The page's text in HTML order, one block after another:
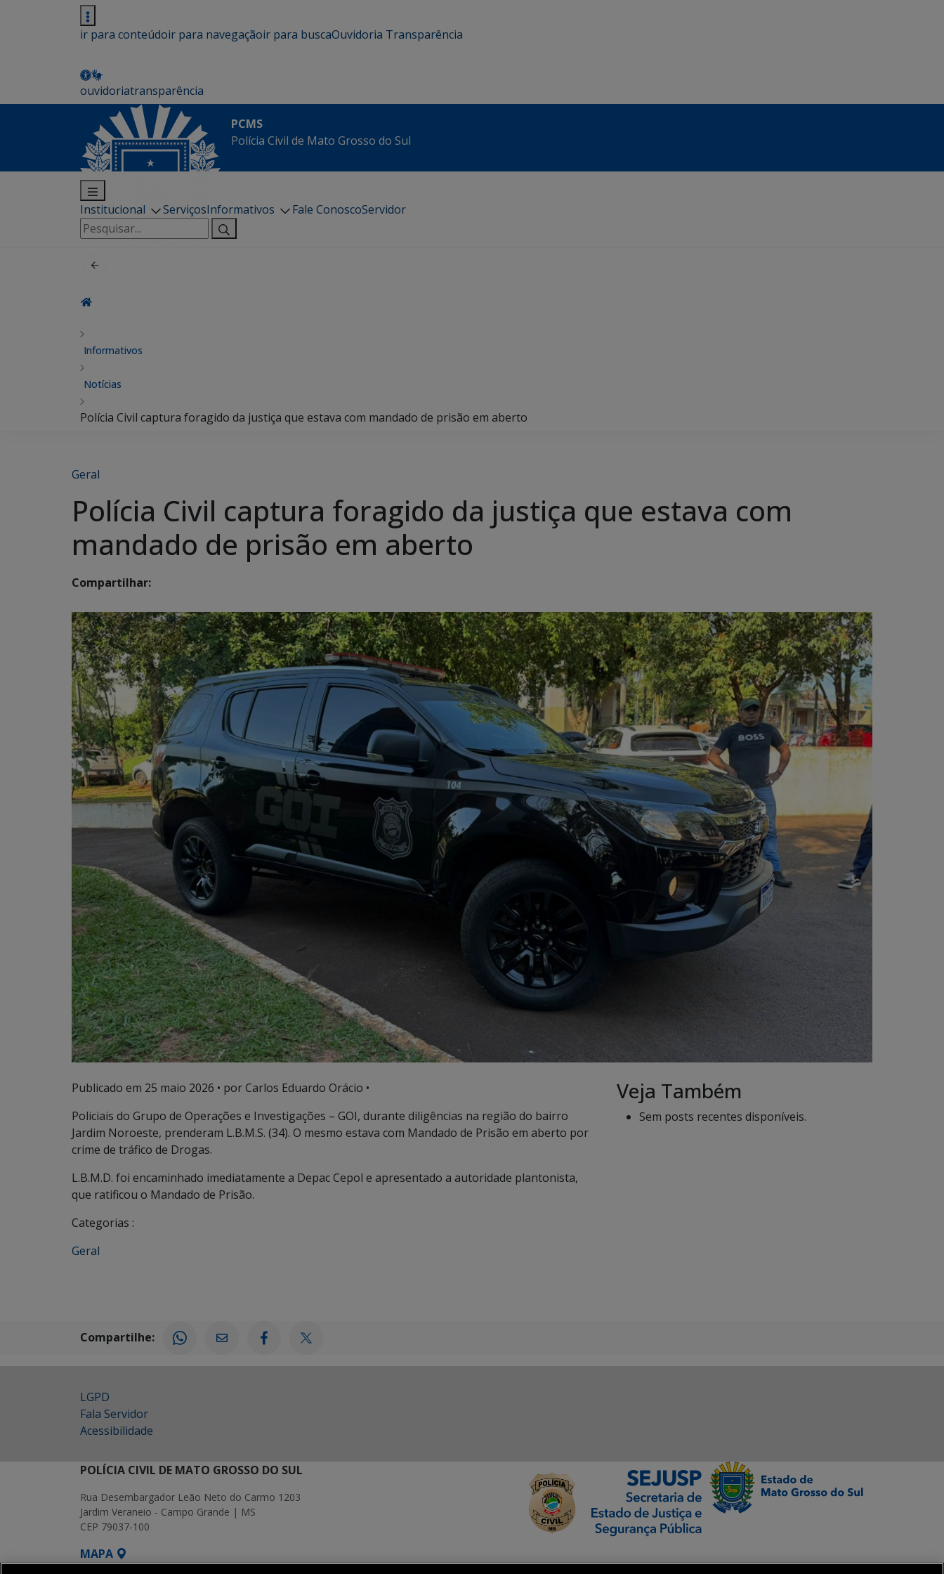
ir para conteúdoir para navegaçãoir para buscaOuvidoria Transparência
ouvidoriatransparência
PCMS
Polícia Civil de Mato Grosso do Sul
Institucional ServiçosInformativos Fale ConoscoServidor
Pesquisar
por:
Informativos
Notícias
Polícia Civil captura foragido da justiça que estava com mandado de prisão em aberto
Geral
Polícia Civil captura foragido da justiça que estava com
mandado de prisão em aberto
Compartilhar:
Publicado em 25 maio 2026 • por Carlos Eduardo Orácio •
Policiais do Grupo de Operações e Investigações – GOI, durante diligências na região do bairro
Jardim Noroeste, prenderam L.B.M.S. (34). O mesmo estava com Mandado de Prisão em aberto por
crime de tráfico de Drogas.
L.B.M.D. foi encaminhado imediatamente a Depac Cepol e apresentado a autoridade plantonista,
que ratificou o Mandado de Prisão.
Categorias :
Geral
Veja Também
Sem posts recentes disponíveis.
Compartilhe:
LGPD
Fala Servidor
Acessibilidade
POLÍCIA CIVIL DE MATO GROSSO DO SUL
Rua Desembargador Leão Neto do Carmo 1203
Jardim Veraneio - Campo Grande | MS
CEP 79037-100
MAPA